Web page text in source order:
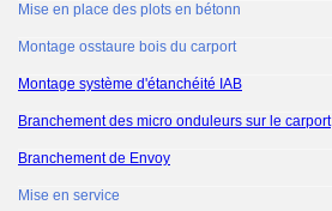
Mise en place des plots en bétonn
Montage osstaure bois du carport
Montage système d'étanchéité IAB
Branchement des micro onduleurs sur le carport
Branchement de Envoy
Mise en service